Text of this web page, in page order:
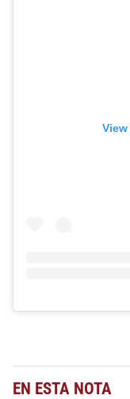
EN ESTA NOTA